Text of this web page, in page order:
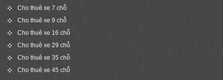
Cho thuê xe 7 chỗ
Cho thuê xe 9 chỗ
Cho thuê xe 16 chỗ
Cho thuê xe 29 chỗ
Cho thuê xe 35 chỗ
Cho thuê xe 45 chỗ